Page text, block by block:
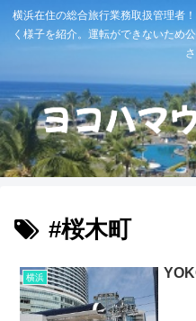
横浜在住の総合旅行業務取扱管理者
く様子を紹介。運転ができないため
#桜木町
横浜